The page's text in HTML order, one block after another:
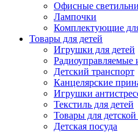
Офисные
Лампочки
Комплектующие
Товары для детей
Игрушки для детей
Радиоуправляемые
Детский транспорт
Канцелярские
Игрушки
Текстиль для детей
Товары для
Детская посуда